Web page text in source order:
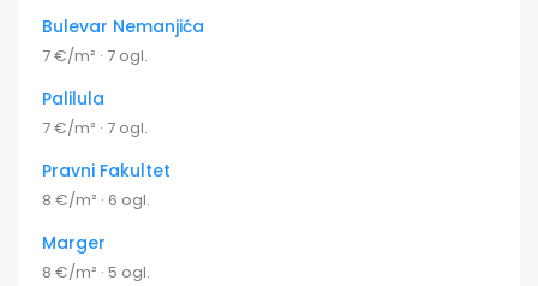
Bulevar Nemanjića
7 €/m² · 7 ogl.
Palilula
7 €/m² · 7 ogl.
Pravni Fakultet
8 €/m² · 6 ogl.
Marger
8 €/m² · 5 ogl.